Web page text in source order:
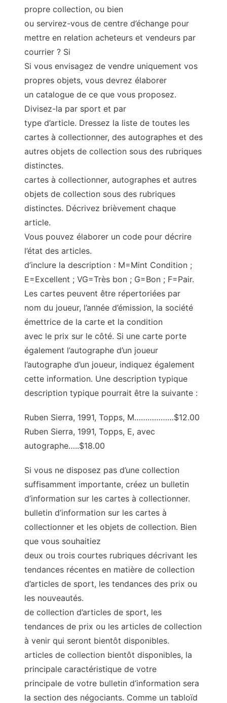
propre collection, ou bien
ou servirez-vous de centre d’échange pour
mettre en relation acheteurs et vendeurs par
courrier ? Si
Si vous envisagez de vendre uniquement vos
propres objets, vous devrez élaborer
un catalogue de ce que vous proposez.
Divisez-la par sport et par
type d’article. Dressez la liste de toutes les
cartes à collectionner, des autographes et des
autres objets de collection sous des rubriques
distinctes.
cartes à collectionner, autographes et autres
objets de collection sous des rubriques
distinctes. Décrivez brièvement chaque
article.
Vous pouvez élaborer un code pour décrire
l’état des articles.
d’inclure la description : M=Mint Condition ;
E=Excellent ; VG=Très bon ; G=Bon ; F=Pair.
Les cartes peuvent être répertoriées par
nom du joueur, l’année d’émission, la société
émettrice de la carte et la condition
avec le prix sur le côté. Si une carte porte
également l’autographe d’un joueur
l’autographe d’un joueur, indiquez également
cette information. Une description typique
description typique pourrait être la suivante :
Ruben Sierra, 1991, Topps, M………………$12.00
Ruben Sierra, 1991, Topps, E, avec
autographe…..$18.00
Si vous ne disposez pas d’une collection
suffisamment importante, créez un bulletin
d’information sur les cartes à collectionner.
bulletin d’information sur les cartes à
collectionner et les objets de collection. Bien
que vous souhaitiez
deux ou trois courtes rubriques décrivant les
tendances récentes en matière de collection
d’articles de sport, les tendances des prix ou
les nouveautés.
de collection d’articles de sport, les
tendances de prix ou les articles de collection
à venir qui seront bientôt disponibles.
articles de collection bientôt disponibles, la
principale caractéristique de votre
principale de votre bulletin d’information sera
la section des négociants. Comme un tabloïd